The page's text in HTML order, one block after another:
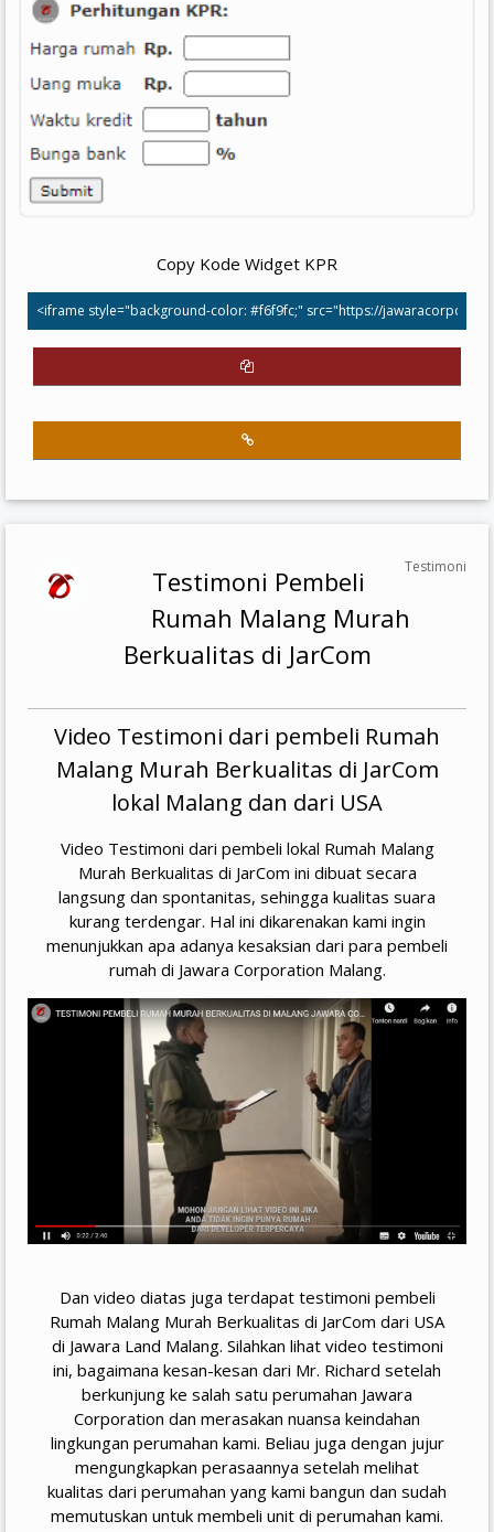
Copy Kode Widget KPR
Testimoni
Testimoni Pembeli
Rumah Malang Murah
Berkualitas di JarCom
Video Testimoni dari pembeli Rumah
Malang Murah Berkualitas di JarCom
lokal Malang dan dari USA
Video Testimoni dari pembeli lokal Rumah Malang
Murah Berkualitas di JarCom ini dibuat secara
langsung dan spontanitas, sehingga kualitas suara
kurang terdengar. Hal ini dikarenakan kami ingin
menunjukkan apa adanya kesaksian dari para pembeli
rumah di Jawara Corporation Malang.
Dan video diatas juga terdapat testimoni pembeli
Rumah Malang Murah Berkualitas di JarCom dari USA
di Jawara Land Malang. Silahkan lihat video testimoni
ini, bagaimana kesan-kesan dari Mr. Richard setelah
berkunjung ke salah satu perumahan Jawara
Corporation dan merasakan nuansa keindahan
lingkungan perumahan kami. Beliau juga dengan jujur
mengungkapkan perasaannya setelah melihat
kualitas dari perumahan yang kami bangun dan sudah
memutuskan untuk membeli unit di perumahan kami.